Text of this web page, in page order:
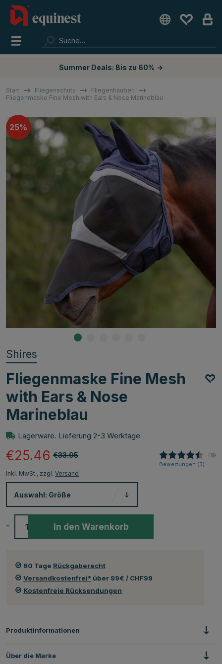
Summer Deals: Bis zu 60% →
Start Fliegenschutz
Fliegenhauben
Fliegenmaske Fine Mesh with Ears & Nose Marineblau
25%
Shires
Fliegenmaske Fine Mesh
with Ears & Nose
Marineblau
Lagerware. Lieferung 2-3 Werktage
€33.95
€25.46 (19)
Bewertungen (3)
Inkl. MwSt., zzgl. Versand
Auswahl: Größe
- In den Warenkorb
60 Tage Rückgaberecht
Versandkostenfrei* über 99€ / CHF99
Kostenfreie Rücksendungen
Produktinformationen
Über die Marke